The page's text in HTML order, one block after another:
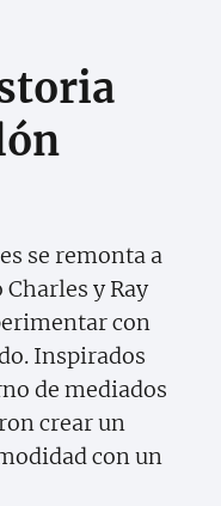
se remonta a
Charles y Ray
con
Inspirados
de mediados
crear un
con un